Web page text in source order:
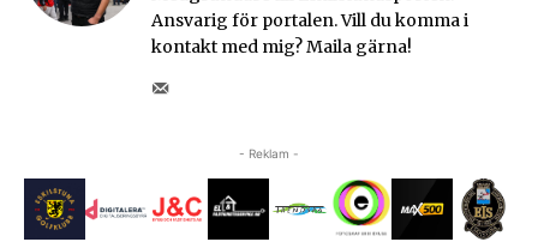
Ansvarig för portalen. Vill du komma i
kontakt med mig? Maila gärna!
- Reklam -